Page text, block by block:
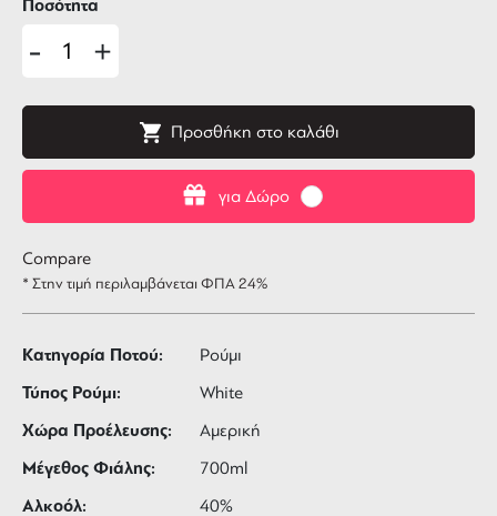
για Δώρο
Ποσότητα
- +
Προσθήκη στο καλάθι
Compare
* Στην τιμή περιλαμβάνεται ΦΠΑ 24%
Κατηγορία Ποτού: Ρούμι
Τύπος Ρούμι: White
Χώρα Προέλευσης: Αμερική
Μέγεθος Φιάλης: 700ml
Αλκοόλ: 40%